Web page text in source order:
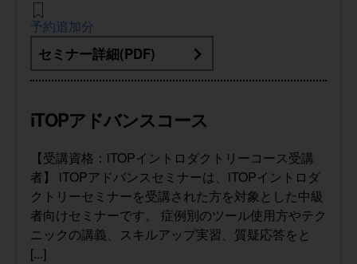
予約追加分
セミナー詳細(PDF)
iTOPアドバンスコース
【受講資格：iTOPイントロダクトリーコース受講
者】 iTOPアドバンスセミナーは、iTOPイントロダ
クトリーセミナーを受講された方を対象とした中級
者向けセミナーです。 症例別のツール使用方やテク
ニックの講義、スキルアップ実習、質疑応答をと
[...]